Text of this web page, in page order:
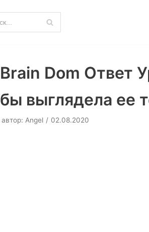
Brain Dom Ответ
бы выглядела ее
автор: Angel 02.08.2020